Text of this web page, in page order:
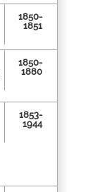
1850-
1851
1850-
1880
1853-
1944